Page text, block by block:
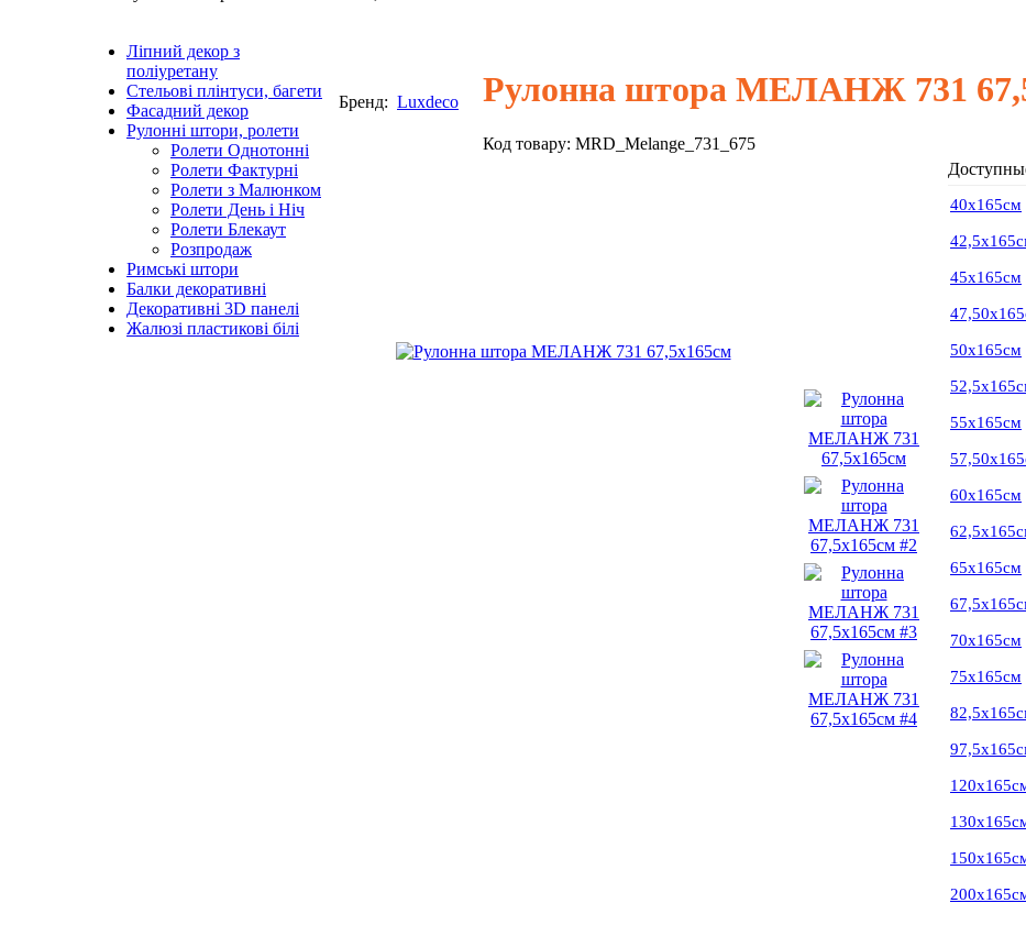
Бренд: Luxdeco Рулонна штора МЕЛАНЖ 731
Код товару: MRD_Melange_731_675
40х165см
45х165см
50х165см
55х165см
60х165см
65х165см
70х165см
75х165см
Ліпний декор з
поліуретану
Стельові плінтуси, багети
Фасадний декор
Рулонні штори, ролети
Ролети Однотонні
Ролети Фактурні
Ролети з Малюнком
Ролети День і Ніч
Ролети Блекаут
Розпродаж
Римські штори
Балки декоративні
Декоративні 3D панелі
Жалюзі пластикові білі